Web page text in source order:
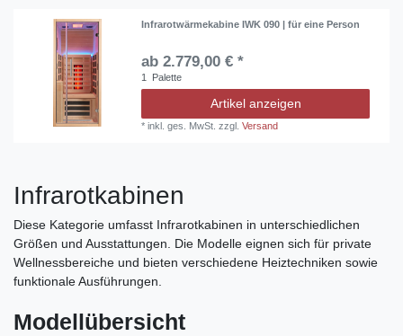
Infrarotwärmekabine IWK 090 | für eine Person
ab 2.779,00 € *
1 Palette
Artikel anzeigen
*inkl. ges. MwSt. zzgl.Versand
Infrarotkabinen
Diese Kategorie umfasst Infrarotkabinen in unterschiedlichen
Größen und Ausstattungen. Die Modelle eignen sich für private
Wellnessbereiche und bieten verschiedene Heiztechniken sowie
funktionale Ausführungen.
Modellübersicht